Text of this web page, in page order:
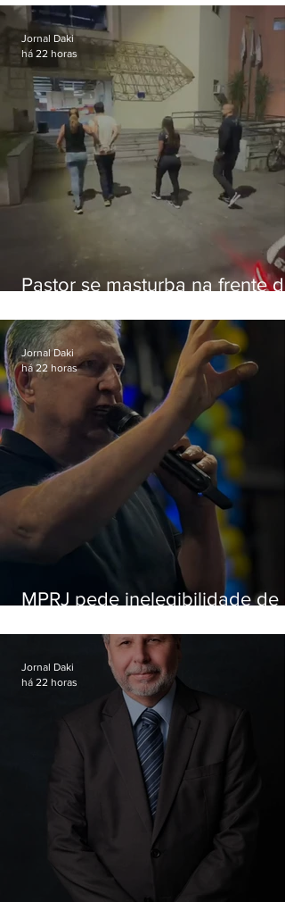
Botafogo
Pastor se masturba na frente de
Jornal Daki
há 22 horas
MPRJ pede inelegibilidade de
Jornal Daki
há 22 horas
Jornal Daki
há 22 horas